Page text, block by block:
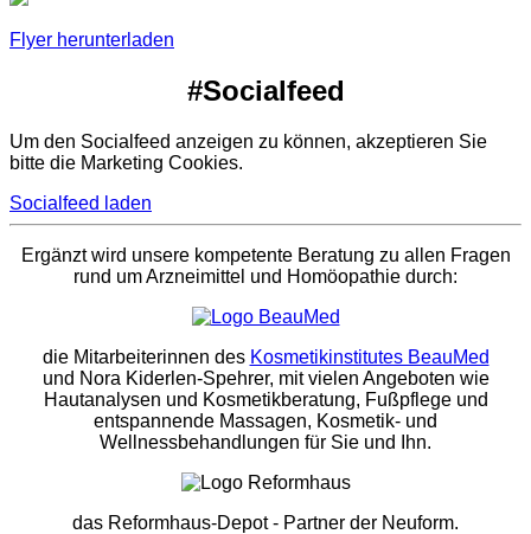
Flyer herunterladen
#Socialfeed
Um den Socialfeed anzeigen zu können, akzeptieren Sie
bitte die Marketing Cookies.
Socialfeed laden
Ergänzt wird unsere kompetente Beratung zu allen Fragen
rund um Arzneimittel und Homöopathie durch:
die Mitarbeiterinnen des Kosmetikinstitutes BeauMed
und Nora Kiderlen-Spehrer, mit vielen Angeboten wie
Hautanalysen und Kosmetikberatung, Fußpflege und
entspannende Massagen, Kosmetik- und
Wellnessbehandlungen für Sie und Ihn.
das Reformhaus-Depot- Partner der Neuform.